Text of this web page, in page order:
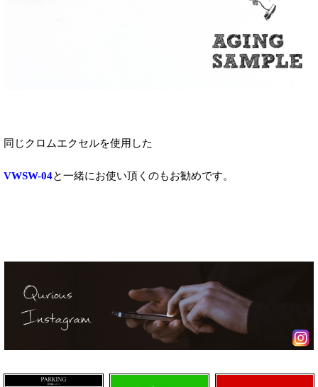
同じクロムエクセルを使用した
VWSW-04と一緒にお使い頂くのもお勧めです。